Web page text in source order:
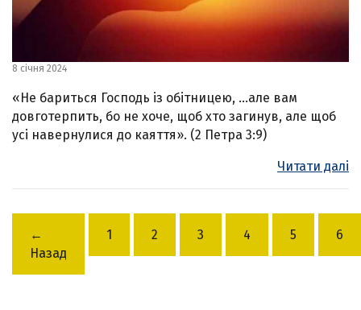
8 січня 2024
«Не бариться Господь із обітницею, …але вам
довготерпить, бо не хоче, щоб хто загинув, але щоб
усі навернулися до каяття». (2 Петра 3:9)
Читати далі
←
Назад
1 2 3 4 5 6